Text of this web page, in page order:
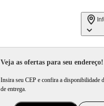
Veja as ofertas para seu endereço!
Insira seu CEP e confira a disponibilidade
de entrega.